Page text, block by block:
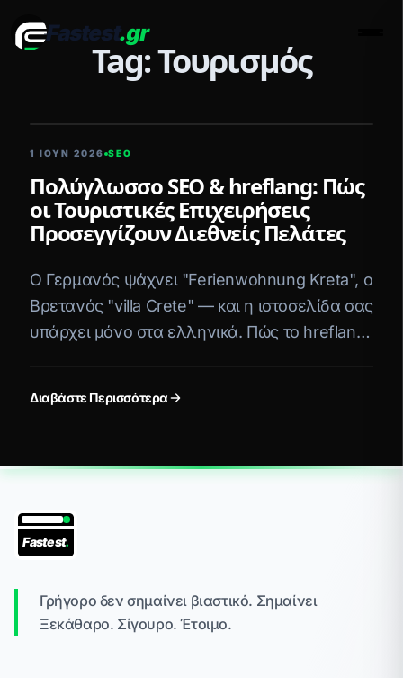
Fastest.gr
Tag: Τουρισμός
1 ΙΟΥΝ 2026 SEO
Πολύγλωσσο SEO & hreflang: Πώς
οι Τουριστικές Επιχειρήσεις
Προσεγγίζουν Διεθνείς Πελάτες
Ο Γερμανός ψάχνει "Ferienwohnung Kreta", ο
Βρετανός "villa Crete" — και η ιστοσελίδα σας
υπάρχει μόνο στα ελληνικά. Πώς το hreflang
Διαβάστε Περισσότερα
Fastest.
Γρήγορο δεν σημαίνει βιαστικό. Σημαίνει
Ξεκάθαρο. Σίγουρο. Έτοιμο.